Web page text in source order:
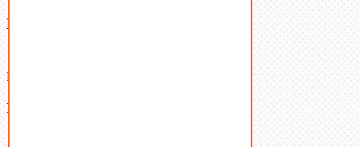
Ваша корзина
В корзине нет товаров.
Поиск